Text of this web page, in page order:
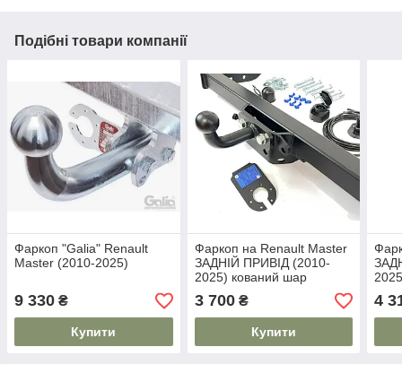
Подібні товари компанії
Фаркоп "Galia" Renault
Master (2010-2025)
9 330 ₴
Купити
Фаркоп на Renault Master
ЗАДНІЙ ПРИВІД (2010-
2025) кований шар
3 700₴
Купити
4